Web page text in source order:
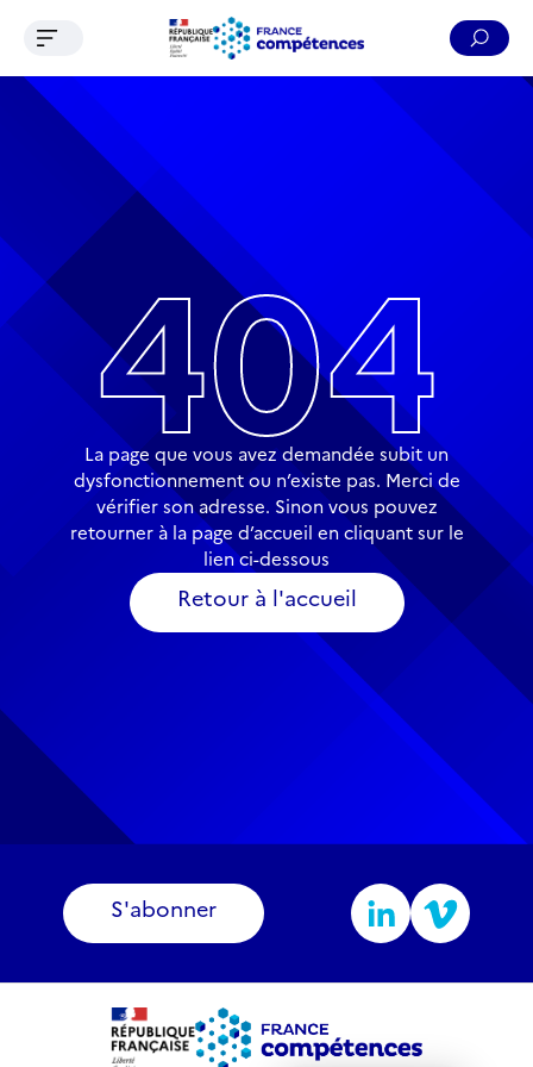
Contenu Recherche Menu Pied de page
Ouvrir le menu de navigation
404
La page que vous avez demandée subit un
dysfonctionnement ou n’existe pas. Merci de
vérifier son adresse. Sinon vous pouvez
retourner à la page d’accueil en cliquant sur le
lien ci-dessous
Retour à l'accueil
S'abonner